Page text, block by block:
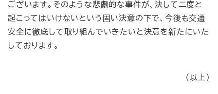
ございます。そのような悲劇的な事件が、決して二度と
起こってはいけないという固い決意の下で、今後も交通
安全に徹底して取り組んでいきたいと決意を新たにいた
しております。
（以上）